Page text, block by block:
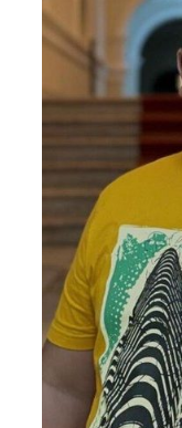
O Círio de Nazaré,
outubro, reúne
que atravessa a
Nossa Senhora.
paraenses”, é
mundo em número
além da fé, o Círio
cultura e a vida
Com o
ermida já não